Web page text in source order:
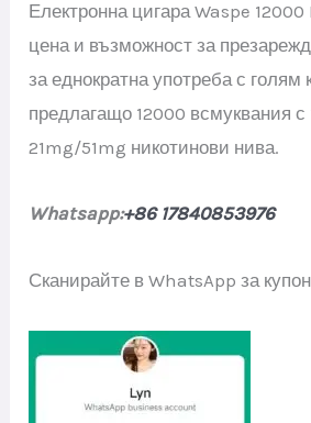
price
€16.99.
price
is:
€4.90.
Електронна цигара Waspe
цена и възможност за
за еднократна употреба с голям
предлагащо 12000 всмуквания с
21mg/51mg никотинови нива.
Whatsapp:+86 17840853976
Сканирайте в WhatsApp за